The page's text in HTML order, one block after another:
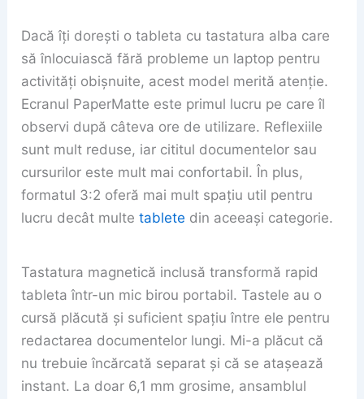
Dacă îți dorești o tableta cu tastatura alba care
să înlocuiască fără probleme un laptop pentru
activități obișnuite, acest model merită atenție.
Ecranul PaperMatte este primul lucru pe care îl
observi după câteva ore de utilizare. Reflexiile
sunt mult reduse, iar cititul documentelor sau
cursurilor este mult mai confortabil. În plus,
formatul 3:2 oferă mai mult spațiu util pentru
lucru decât multetablete din aceeași categorie.
Tastatura magnetică inclusă transformă rapid
tableta într-un mic birou portabil. Tastele au o
cursă plăcută și suficient spațiu între ele pentru
redactarea documentelor lungi. Mi-a plăcut că
nu trebuie încărcată separat și că se atașează
instant. La doar 6,1 mm grosime, ansamblul